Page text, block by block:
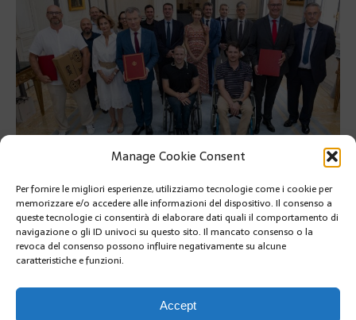
Manage Cookie Consent
Per fornire le migliori esperienze, utilizziamo tecnologie come i cookie per
memorizzare e/o accedere alle informazioni del dispositivo. Il consenso a
queste tecnologie ci consentirà di elaborare dati quali il comportamento di
navigazione o gli ID univoci su questo sito. Il mancato consenso o la
revoca del consenso possono influire negativamente su alcune
caratteristiche e funzioni.
Accept
ricondizionati sarnno donata ai club di sport para olimpico della
regione PACA.
Il Principato rafforza il riuso digitale: computer e tablet
ricondizionati sarnno donata ai club di sport para olimpico della
regione PACA.